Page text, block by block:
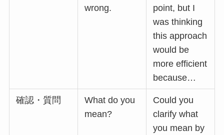
wrong.
point, but I
was thinking
this approach
would be
more efficient
because…
確認・質問
What do you
mean?
Could you
clarify what
you mean by